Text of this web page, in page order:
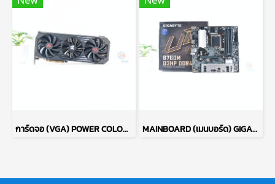
การ์ดจอ (VGA) POWER COLOR RED DEVIL RX6700XT 12GB 3F P15085 MAINBOARD (เมนบอร์ด) GIGABYTE B760M D3HP DDR4 P17722